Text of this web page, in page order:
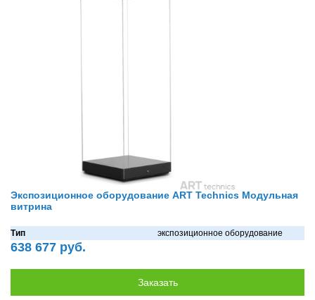
Экспозиционное оборудование ART Technics Модульная
витрина
Тип экспозиционное оборудование
638 677 руб.